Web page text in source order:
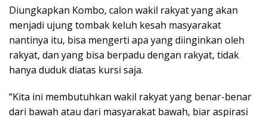
Diungkapkan Kombo, calon wakil rakyat yang akan
menjadi ujung tombak keluh kesah masyarakat
nantinya itu, bisa mengerti apa yang diinginkan oleh
rakyat, dan yang bisa berpadu dengan rakyat, tidak
hanya duduk diatas kursi saja.
“Kita ini membutuhkan wakil rakyat yang benar-benar
dari bawah atau dari masyarakat bawah, biar aspirasi